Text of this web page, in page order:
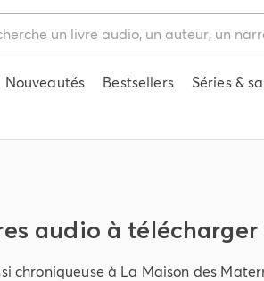
Nouveautés Bestsellers Séries &
audio à télécharger
chroniqueuse à La Maison des